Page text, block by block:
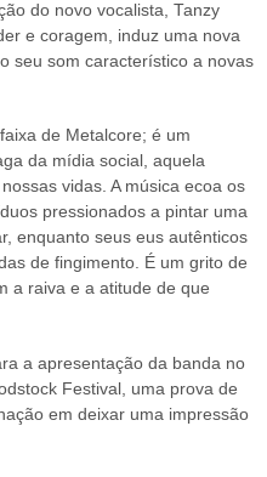
do novo vocalista, Tanzy
e coragem, induz uma nova
seu som característico a novas
de Metalcore; é um
da mídia social, aquela
vidas. A música ecoa os
pressionados a pintar uma
enquanto seus eus autênticos
de fingimento. É um grito de
a raiva e a atitude de que
a apresentação da banda no
Festival, uma prova de
em deixar uma impressão